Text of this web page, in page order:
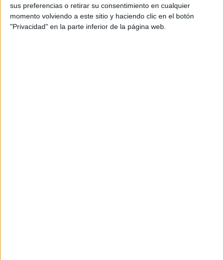
sus preferencias o retirar su consentimiento en cualquier
momento volviendo a este sitio y haciendo clic en el botón
"Privacidad" en la parte inferior de la página web.
–Siempre es importante evaluar todas las políticas
públicas y, en este sentido, el Plan de Recuperación hace